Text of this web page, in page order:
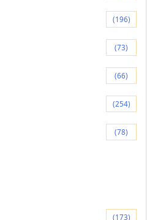
(196)
(73)
(66)
(254)
(78)
(173)